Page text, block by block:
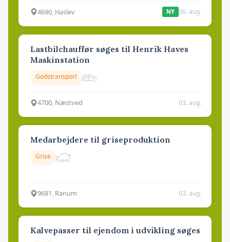
4690, Haslev NY 06. aug.
Lastbilchauffør søges til Henrik Haves
Maskinstation
Godstransport
4700, Næstved 03. aug.
Medarbejdere til griseproduktion
Grise
9681, Ranum 03. aug.
Kalvepasser til ejendom i udvikling søges